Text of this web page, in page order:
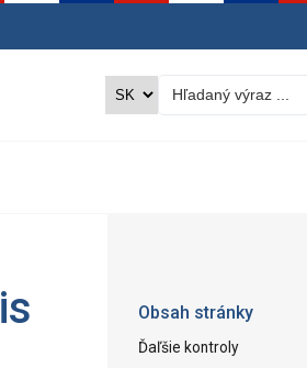
Obsah stránky
Ďaľšie kontroly